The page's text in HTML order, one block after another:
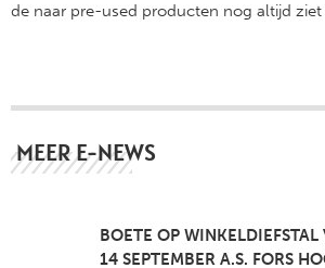
de naar pre-used producten nog altijd
MEER E-NEWS
BOETE OP WINKELDIEFSTAL
14 SEPTEMBER A.S. FORS